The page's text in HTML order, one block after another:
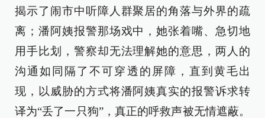
揭示了闹市中听障人群聚居的角落与外界的疏
离；潘阿姨报警那场戏中，她张着嘴、急切地
用手比划，警察却无法理解她的意思，两人的
沟通如同隔了不可穿透的屏障，直到黄毛出
现，以威胁的方式将潘阿姨真实的报警诉求转
译为“丢了一只狗”，真正的呼救声被无情遮蔽。